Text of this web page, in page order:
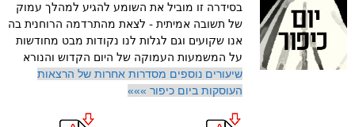
בסידרה זו מוביל את השומע להגיע למהלך עמוק
של תשובה אמיתית - לצאת מהתרדמה הרוחנית בה
אנו שקועים וגם לגלות לנו נקודות מבט מחודשות
על המשמעות העמוקה של היום הקדוש והנורא
שיעורים נוספים מסדרות אחרות של הרצאות
העוסקות ביום כיפור »»»